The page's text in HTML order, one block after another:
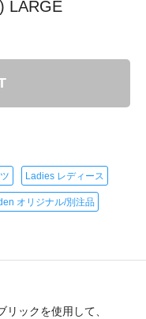
LARGE
Ladies レディース
オリジナル/別注品
ックを使用して、